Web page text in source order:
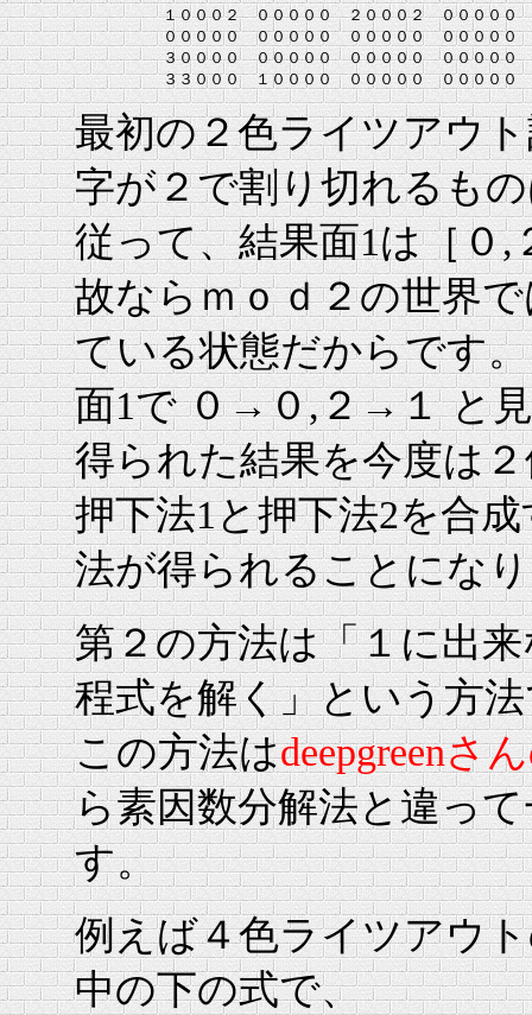
　　１０００２　０００００　２０００２　０００００
　　０００００　０００００　０００００　０００００
　　３００００　０００００　０００００　０００００
最初の２色ライツアウ
字が２で割り切れるも
従って、結果面1は［０
故ならｍｏｄ２の世界
ている状態だからです
面1で ０→０,２→１ と
得られた結果を今度は
押下法1と押下法2を合
法が得られることにな
第２の方法は「１に出
程式を解く」という方
この方法はdeepgreenさ
ら素因数分解法と違っ
す。
例えば４色ライツアウ
中の下の式で、